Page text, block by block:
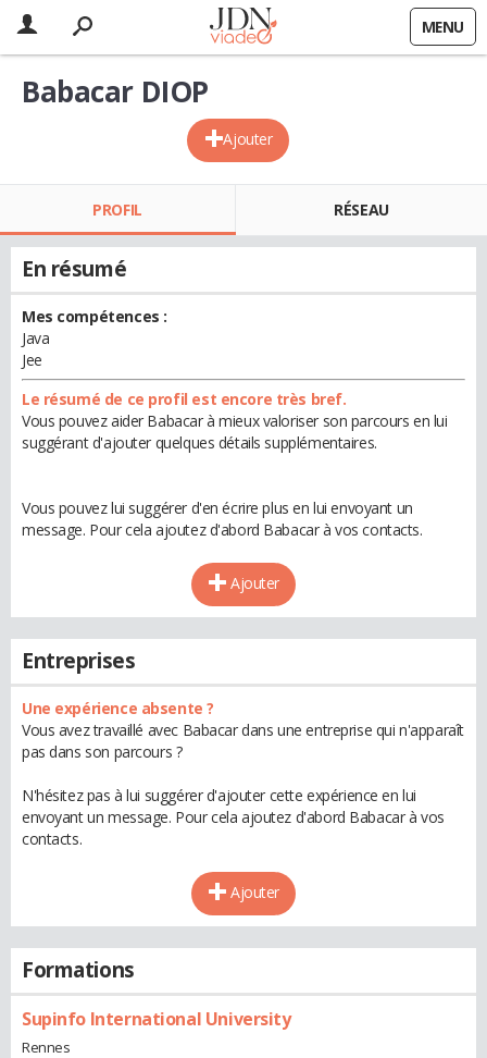
MENU
Ajouter
Babacar DIOP
PROFIL RÉSEAU
En résumé
Mes compétences :
Java
Jee
Le résumé de ce profil est encore très bref.
Vous pouvez aider Babacar à mieux valoriser son parcours en lui
suggérant d'ajouter quelques détails supplémentaires.
Vous pouvez lui suggérer d'en écrire plus en lui envoyant un
message. Pour cela ajoutez d'abord Babacar à vos contacts.
Ajouter
Entreprises
Une expérience absente ?
Vous avez travaillé avec Babacar dans une entreprise qui n'apparaît
pas dans son parcours ?
N'hésitez pas à lui suggérer d'ajouter cette expérience en lui
envoyant un message. Pour cela ajoutez d'abord Babacar à vos
contacts.
Ajouter
Formations
Supinfo International University
Rennes